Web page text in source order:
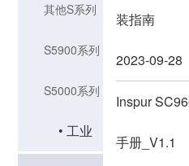
交换机
其他S系列
交换机
S5900系列
交换机
S5000系列
交换机
• 工业
装指南
2023-09-28
Inspur
手册_V1.1